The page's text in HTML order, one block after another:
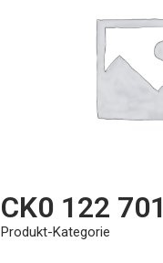
CK0 122 701
Produkt-Kategorie